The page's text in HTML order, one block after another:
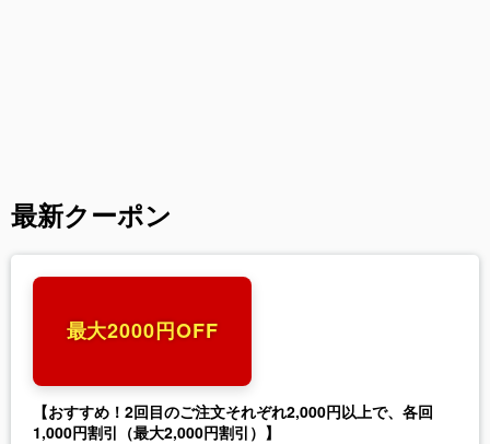
最新クーポン
最大2000円OFF
【おすすめ！2回目のご注文それぞれ2,000円以上で、各回
1,000円割引（最大2,000円割引）】